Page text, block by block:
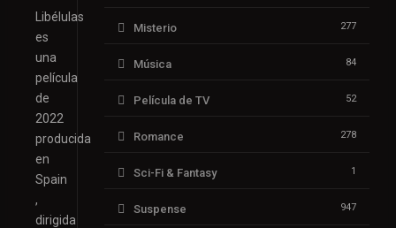
Libélulas
es
una
película
de
2022
producida
en
Spain
,
dirigida
Misterio 277
Música 84
Película de TV 52
Romance 278
Sci-Fi & Fantasy 1
Suspense 947